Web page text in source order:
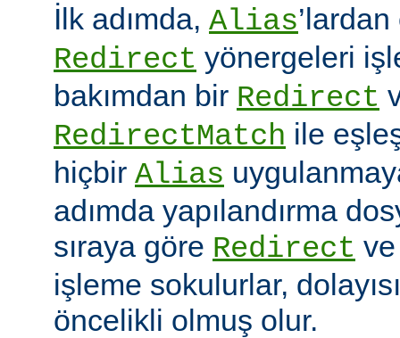
İlk adımda, Alias
Redirect yönergeleri
bakımdan bir Redirect
RedirectMatch ile
hiçbir Alias
adımda yapılandırma
sıraya göre Redirect
işleme sokulurlar,
öncelikli olmuş olur.